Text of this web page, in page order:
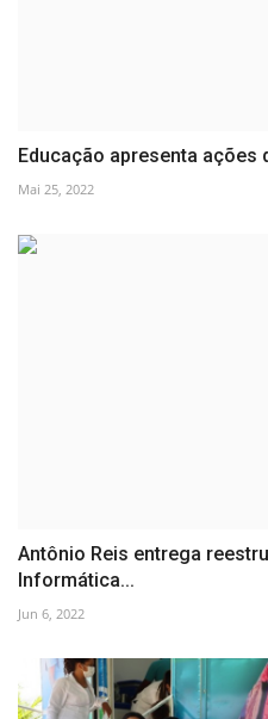
Educação apresenta ações
Mai 25, 2022
Antônio Reis entrega
Informática...
Jun 6, 2022